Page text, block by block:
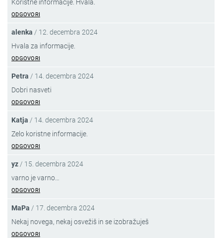
Koristne informacije. Hvala.
ODGOVORI
alenka / 12. decembra 2024
Hvala za informacije.
ODGOVORI
Petra / 14. decembra 2024
Dobri nasveti
ODGOVORI
Katja / 14. decembra 2024
Zelo koristne informacije.
ODGOVORI
yz / 15. decembra 2024
varno je varno…
ODGOVORI
MaPa / 17. decembra 2024
Nekaj novega, nekaj osvežiš in se izobražuješ
ODGOVORI